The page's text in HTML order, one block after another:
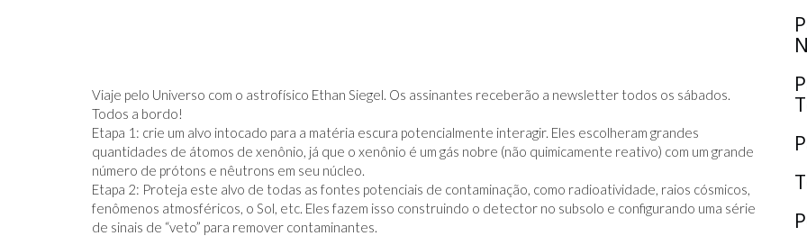
Viaje pelo Universo com o astrofísico Ethan Siegel. Os assinantes receberão a newsletter todos os sábados.
Todos a bordo!
Etapa 1: crie um alvo intocado para a matéria escura potencialmente interagir. Eles escolheram grandes
quantidades de átomos de xenônio, já que o xenônio é um gás nobre (não quimicamente reativo) com um grande
número de prótons e nêutrons em seu núcleo.
Etapa 2: Proteja este alvo de todas as fontes potenciais de contaminação, como radioatividade, raios cósmicos,
fenômenos atmosféricos, o Sol, etc. Eles fazem isso construindo o detector no subsolo e configurando uma série
de sinais de “veto” para remover contaminantes.